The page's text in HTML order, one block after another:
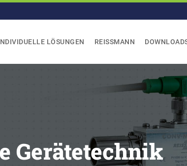
LÖSUNGEN REISSMANN
Gerätetechnik